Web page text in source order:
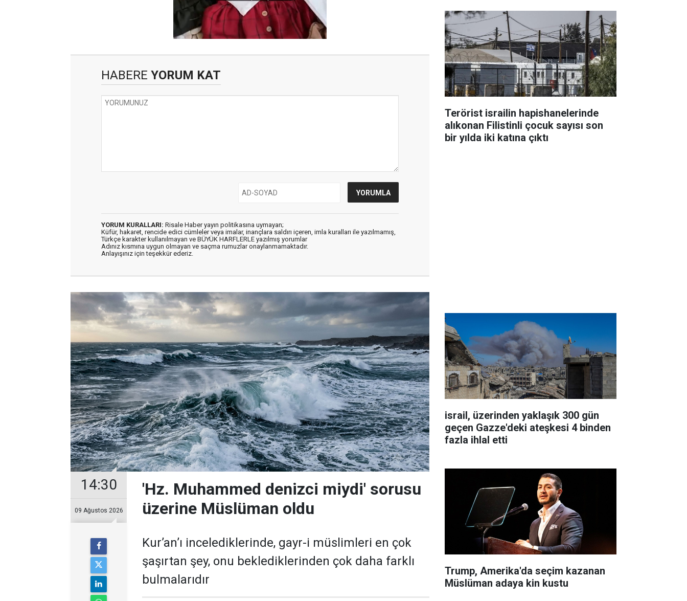
HABERE YORUM KAT
YORUM KURALLARI: Risale Haber yayın politikasına uymayan;
Küfür, hakaret, rencide edici cümleler veya imalar, inançlara saldırı içeren, imla kuralları ile yazılmamış,
Türkçe karakter kullanılmayan ve BÜYÜK HARFLERLE yazılmış yorumlar
Adınız kısmına uygun olmayan ve saçma rumuzlar onaylanmamaktadır.
Anlayışınız için teşekkür ederiz.
14:30
09 Ağustos 2026
'Hz. Muhammed denizci miydi' sorusu
üzerine Müslüman oldu
Kur’an’ı incelediklerinde, gayr-i müslimleri en çok
şaşırtan şey, onu beklediklerinden çok daha farklı
bulmalarıdır
Terörist israilin hapishanelerinde
alıkonan Filistinli çocuk sayısı son
bir yılda iki katına çıktı
israil, üzerinden yaklaşık 300 gün
geçen Gazze'deki ateşkesi 4 binden
fazla ihlal etti
Trump, Amerika'da seçim kazanan
Müslüman adaya kin kustu